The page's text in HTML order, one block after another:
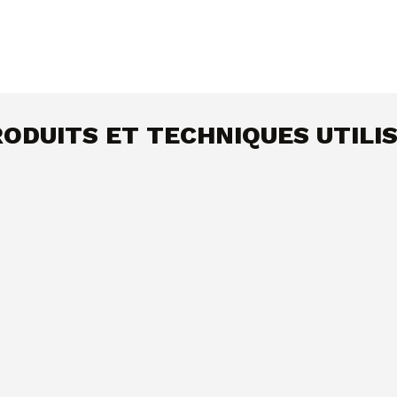
ET TECHNIQUES